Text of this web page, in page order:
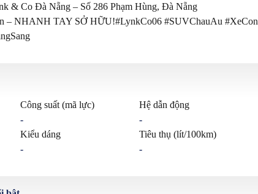
& Co Đà Nẵng – Số 286 Phạm Hùng, Đà Nẵng
– NHANH TAY SỞ HỮU!#LynkCo06 #SUVChauAu
Công suất (mã lực)
-
Kiểu dáng
-
Hệ dẫn động
-
Tiêu thụ (lít/100km)
-